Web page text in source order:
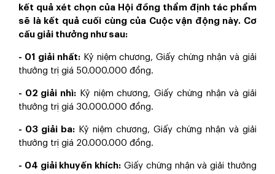
kết quả xét chọn của Hội đồng thẩm định tác phẩm
sẽ là kết quả cuối cùng của Cuộc vận động này. Cơ
cấu giải thưởng như sau:
- 01 giải nhất:Kỷ niệm chương, Giấy chứng nhận và giải
thưởng trị giá 50.000.000 đồng.
- 02 giải nhì: Kỷ niệm chương, Giấy chứng nhận và giải
thưởng trị giá 30.000.000 đồng.
- 03 giải ba: Kỷ niệm chương, Giấy chứng nhận và giải
thưởng trị giá 20.000.000 đồng.
- 04 giải khuyến khích: Giấy chứng nhận và giải thưởng